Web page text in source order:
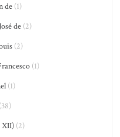
de(1)
de(2)
(2)
(1)
(1)
(38)
XII)(2)